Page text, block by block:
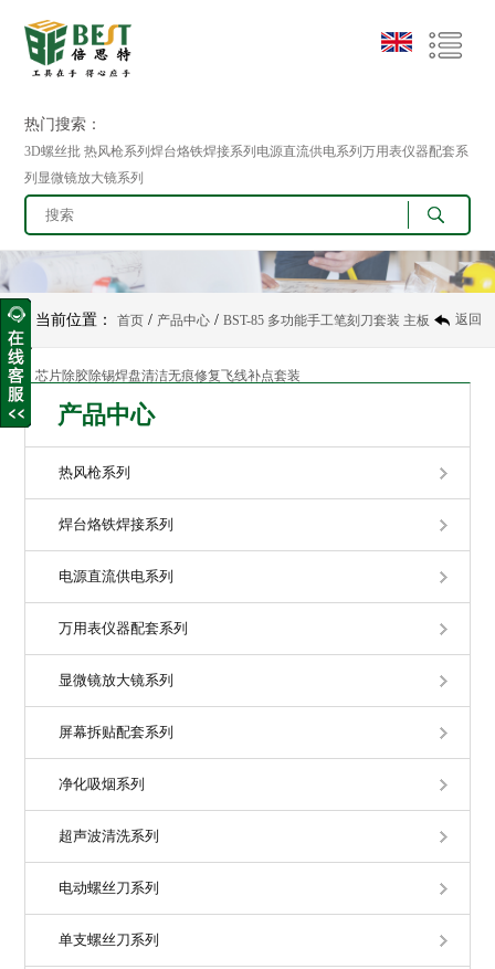
热门搜索：
3D螺丝批 热风枪系列焊台烙铁焊接系列电源直流供电系列万用表仪器配套系
列显微镜放大镜系列
返回
当前位置：首页 / 产品中心 /BST-85 多功能手工笔刻刀套装 主板
芯片除胶除锡焊盘清洁无痕修复飞线补点套装
产品中心
热风枪系列
焊台烙铁焊接系列
电源直流供电系列
万用表仪器配套系列
显微镜放大镜系列
屏幕拆贴配套系列
净化吸烟系列
超声波清洗系列
电动螺丝刀系列
单支螺丝刀系列